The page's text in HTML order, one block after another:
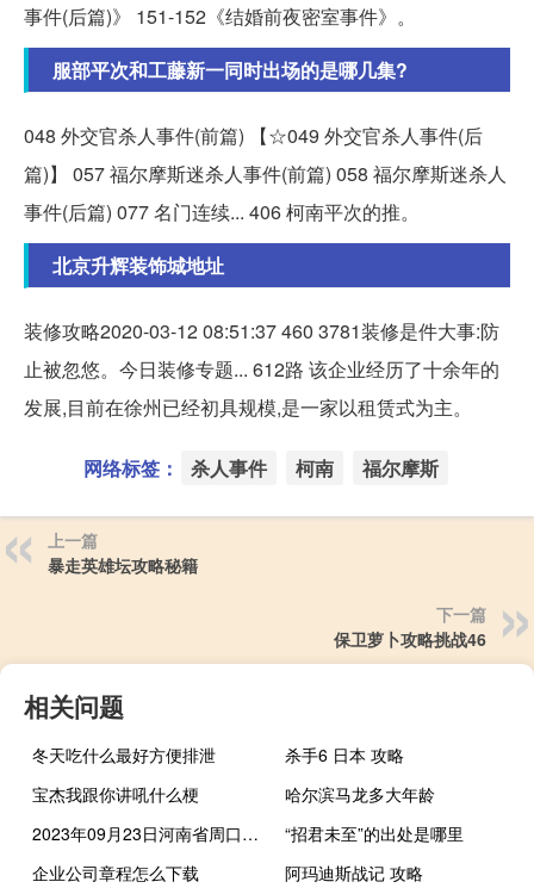
事件(后篇)》 151-152《结婚前夜密室事件》。
服部平次和工藤新一同时出场的是哪几集?
048 外交官杀人事件(前篇) 【☆049 外交官杀人事件(后
篇)】 057 福尔摩斯迷杀人事件(前篇) 058 福尔摩斯迷杀人
事件(后篇) 077 名门连续... 406 柯南平次的推。
北京升辉装饰城地址
装修攻略2020-03-12 08:51:37 460 3781装修是件大事:防
止被忽悠。今日装修专题... 612路 该企业经历了十余年的
发展,目前在徐州已经初具规模,是一家以租赁式为主。
网络标签： 杀人事件 柯南 福尔摩斯
上一篇
暴走英雄坛攻略秘籍
下一篇
保卫萝卜攻略挑战46
相关问题
冬天吃什么最好方便排泄
杀手6 日本 攻略
宝杰我跟你讲吼什么梗
哈尔滨马龙多大年龄
2023年09月23日河南省周口市疫情大数据-今日/今天疫情全网搜索最新实时消息动态情况通知播报
“招君未至”的出处是哪里
企业公司章程怎么下载
阿玛迪斯战记 攻略